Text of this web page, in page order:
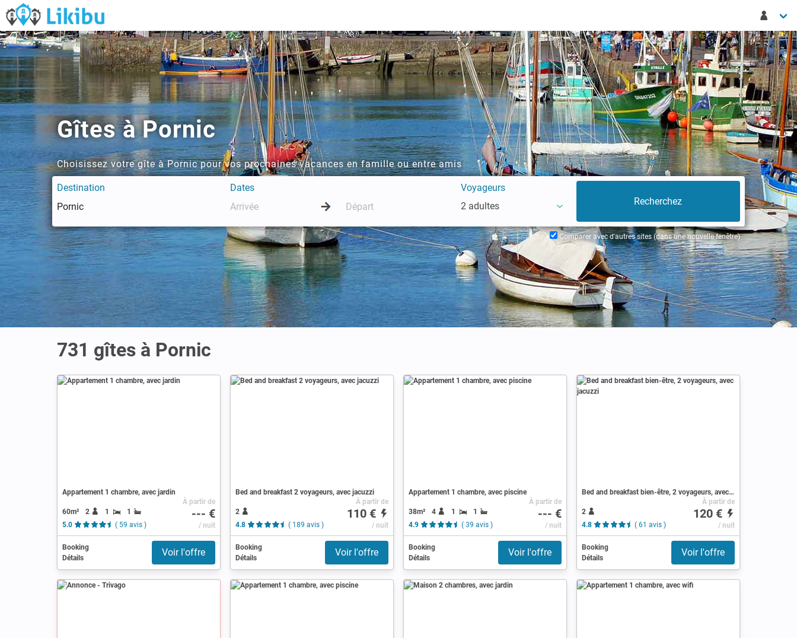
Gîtes à Pornic
Choisissez votre gîte à Pornic pour vos prochaines vacances en famille ou entre amis
Destination Dates
Voyageurs
2 adultes
Comparer avec d'autres sites (dans une nouvelle fenêtre)
731 gîtes à Pornic
Appartement 1 chambre, avec jardin
60m² 2 1
1
5.0
( 59 avis )
À partir de
--- €
/ nuit
Booking
Détails
Voir l'offre
Bed and breakfast 2 voyageurs, avec jacuzzi
2
4.8
( 189 avis )
À partir de
110 €
/ nuit
Booking
Détails
Voir l'offre
Appartement 1 chambre, avec piscine
38m² 4 1
1
4.9
( 39 avis )
À partir de
--- €
/ nuit
Booking
Détails
Voir l'offre
Bed and breakfast bien-être, 2 voyageurs, avec jacuzzi
2
4.8
( 61 avis )
À partir de
120 €
/ nuit
Booking
Détails
Voir l'offre
Annonce